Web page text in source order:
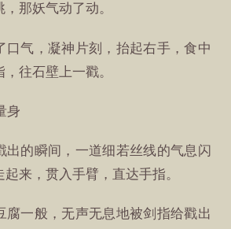
那妖气动了动。
口气，凝神片刻，抬起右手，食中
往石壁上一戳。
身
出的瞬间，一道细若丝线的气息闪
来，贯入手臂，直达手指。
腐一般，无声无息地被剑指给戳出